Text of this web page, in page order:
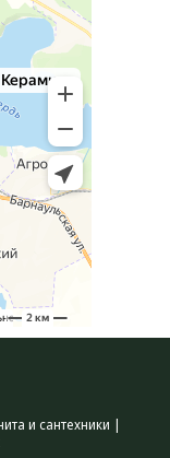
и сантехники |